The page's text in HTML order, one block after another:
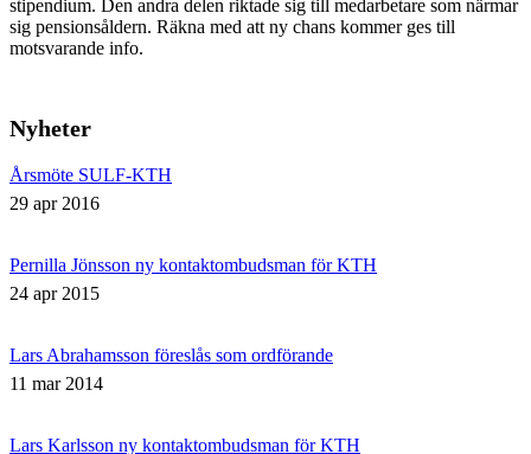
stipendium. Den andra delen riktade sig till medarbetare som närmar
sig pensionsåldern. Räkna med att ny chans kommer ges till
motsvarande info.
Nyheter
Årsmöte SULF-KTH
29 apr 2016
Pernilla Jönsson ny kontaktombudsman för KTH
24 apr 2015
Lars Abrahamsson föreslås som ordförande
11 mar 2014
Lars Karlsson ny kontaktombudsman för KTH